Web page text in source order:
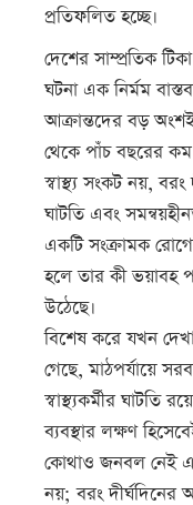
প্রতিফলিত হচ্ছে।
দেশের সাম্প্রতিক
ঘটনা এক নির্মম
আক্রান্তদের বড়
থেকে পাঁচ বছরের
স্বাস্থ্য সংকট নয়,
ঘাটতি এবং
একটি সংক্রামক
হলে তার কী ভয়াবহ
উঠেছে।
বিশেষ করে যখন
গেছে, মাঠপর্যায়ে
স্বাস্থ্যকর্মীর ঘাটতি
ব্যবস্থার লক্ষণ
কোথাও জনবল নেই
নয়; বরং দীর্ঘদিনের